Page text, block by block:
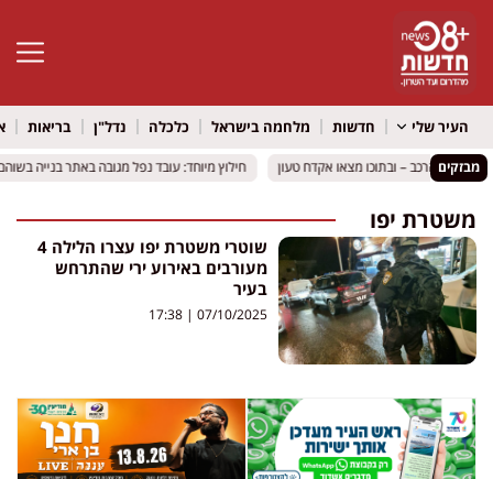
פתח
העיר שלי חדשות מלחמה בישראל כלכלה נדל"ן בריאות
מבזקים
חלון הרכב – ובתוכו מצאו אקדח טעון
חלון הרכב – ובתוכו מצאו אקדח טעון חילוץ מיוחד: עובד נפל מגובה באתר בנייה בשוהם
חילוץ מיוחד: עובד נפל מגובה באתר בנייה בשוהם
משטרת יפו
שוטרי משטרת יפו עצרו הלילה 4
מעורבים באירוע ירי שהתרחש
בעיר
07/10/2025